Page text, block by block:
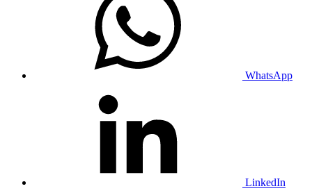
WhatsApp
LinkedIn